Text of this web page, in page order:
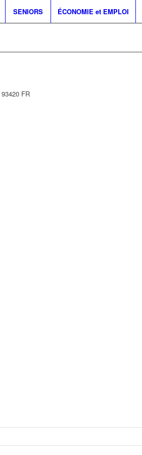
SENIORS ÉCONOMIE et EMPLOI
93420 FR